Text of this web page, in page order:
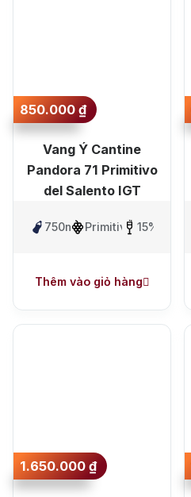
850.000₫
Vang Ý Cantine
Pandora 71 Primitivo
del Salento IGT
750ml Primitivo 15%
Thêm vào giỏ hàng
1.650.000₫